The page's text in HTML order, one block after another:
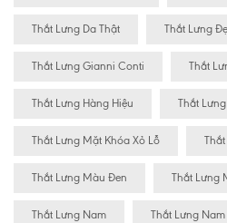
Thắt Lưng Da Thật Thắt Lưng
Thắt Lưng Gianni Conti Thắt
Thắt Lưng Hàng Hiệu Thắt
Thắt Lưng Mặt Khóa Xỏ Lỗ
Thắt Lưng Màu Đen Thắt Lưng
Thắt Lưng Nam Thắt Lưng